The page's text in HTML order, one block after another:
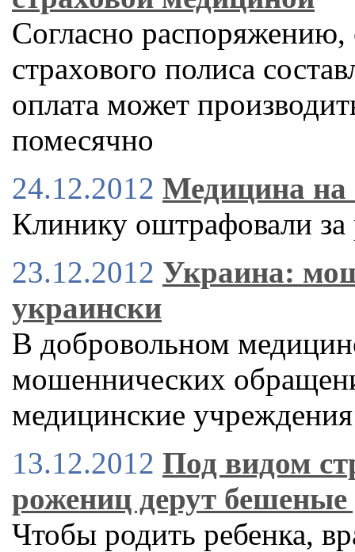
Согласно распоряжению,
страхового полиса
оплата может
помесячно
24.12.2012 Медицина на
Клинику оштрафовали
23.12.2012 Украина:
украински
В добровольном
мошеннических
медицинские учреждения
13.12.2012 Под видом
рожениц дерут бешеные
Чтобы родить ребенка,